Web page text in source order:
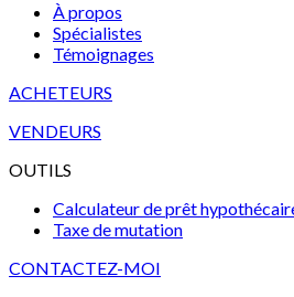
À propos
Spécialistes
Témoignages
ACHETEURS
VENDEURS
OUTILS
Calculateur de prêt
Taxe de mutation
CONTACTEZ-MOI